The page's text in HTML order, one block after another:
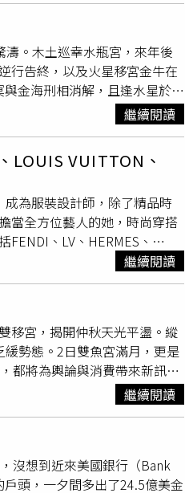
。感情是姹紫千紅，左右逢
偏財爾爾，感情是仔細聆
目標達陣在即，建議射手本周
。感情是花不迷人，但人自
確。部分水逆期間水位進帳延
水瓶座凡事推己以及人風花自
改組，誤會冰釋，小人從暗處
的雙魚輕騎過關，出奇制勝，
，一次引爆乾淨，讓過去展
mondedejoseph/
春風得宜 情緣最美天秤座 由
事消散，團體戰捎來捷報。身
盈。感情是眾裡尋他千百
人緣見好，轉進年度事業最佳
是雲想衣裳花想容。 雙子座
一刻不得閒，所幸西線無戰
度流年。 巨蟹座 信手捻來繁花
高，成果愈燦爛。春節新月
子座 防機關算盡太聰明未雨
間有鳳來儀，獅子走春更是
心換念，立地解脫。春節期
私生活是七星報喜。感情又豈
本周天秤運勢持續衝高，坐擁
持，保險儲蓄兌現入庫。感情
蠍可多留意飲食健康，或是因
。感情運是月移花影約重
宅或職場過去種種，春節期間
感情是衣帶漸寬終不悔。 摩羯
，並無太多煩惱。火海入相，
意春節發生口角。 水瓶座 笑
，不著痕跡。職涯上蓄勢待
雙魚座 攜手同行風景更美石破
在新年前突破有望。先苦後
：
。木土巡幸水瓶宮，來年後
行告終，以及火星移宮金牛在
金海刑相消解，且逢水星於5
交鋒。此外，疫病調查無論是
新的一年將聚焦於貨幣新態，
長才，運勢翻騰摩羯座如入
華桃花盛開，借力使力，本周
態發酵。財運是海進海出。
年末混亂隨子彈滿天飛，金牛
，加官晉爵。投資偏財無奇。
通繁瑣，但攸關階段任務收尾
。有異地投資或酬庸。感情是
，氣勢如虹，運籌帷幄巧妙化
，博君一笑。 獅子座清官不
團隊左右手的私領域。留意
女座坐幽篁夢初醒師出有名，
弦易轍之勢，職涯或是遇人事
樂平湖秋月，心寬意暢，年末
是子嗣、寵物，羨煞諸星。正
稍安勿躁，本周外在挑戰來勢
天也未可知。正財運持平。
然一新之感，魚雁溝通方面的
謹慎為上。感情是一枝紅豔露
繼續閱讀
LOUIS VUITTON、
為服裝設計師，除了精品時
當全方位藝人的她，時尚穿搭
、LV、HERMES、
新RELVON COLORSTAY十足
VUITTON LV PONT 9手
元（圖／JESSICA IG、品牌
提供）(左)AMBUSH X
（圖／JESSICA IG、品牌提
繼續閱讀
移宮，揭開仲秋天光平盪。縱
勢態。2日雙魚宮滿月，更是
都將為輿論與消費帶來新訊。
是開學致疫等新聞也將更受矚
。本周星情排行金牛座 運勢最
或有逆風時刻。正財亂流中
，開啟合作新局，溝通協調隨
袋。感情是弱水三千只取一瓢
繼續閱讀
沒想到近來美國銀行（Bank
頭，一夕間多出了24.5億美金